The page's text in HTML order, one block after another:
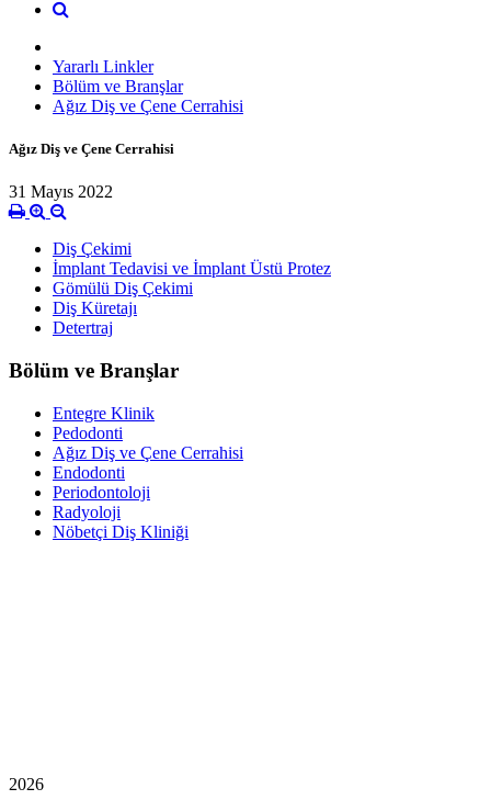
Yararlı Linkler
Bölüm ve Branşlar
Ağız Diş ve Çene Cerrahisi
Ağız Diş ve Çene Cerrahisi
31 Mayıs 2022
Diş Çekimi
İmplant Tedavisi ve İmplant Üstü Protez
Gömülü Diş Çekimi
Diş Küretajı
Detertraj
Bölüm ve Branşlar
Entegre Klinik
Pedodonti
Ağız Diş ve Çene Cerrahisi
Endodonti
Periodontoloji
Radyoloji
Nöbetçi Diş Kliniği
2026